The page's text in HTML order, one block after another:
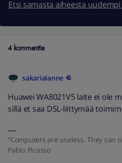
Etsi samasta aiheesta
4 kommenttia
sakarialanne
Huawei WA8021V5 laite ei ole
sillä et saa DSL-liittymää
“Computers are useless. They can
Pablo Picasso